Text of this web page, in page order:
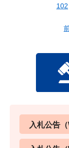
102
入札公告（